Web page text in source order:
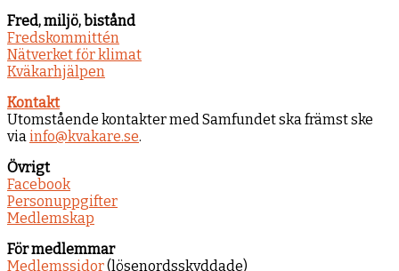
Fred, miljö, bistånd
Fredskommittén
Nätverket för klimat
Kväkarhjälpen
Kontakt
Utomstående kontakter med Samfundet ska främst ske
viainfo@kvakare.se.
Övrigt
Facebook
Personuppgifter
Medlemskap
För medlemmar
Medlemssidor(lösenordsskyddade)